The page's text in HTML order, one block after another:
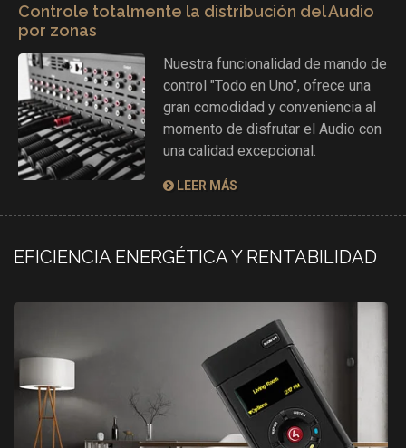
Controle totalmente la distribución del Audio
por zonas
Nuestra funcionalidad de mando de
control "Todo en Uno", ofrece una
gran comodidad y conveniencia al
momento de disfrutar el Audio con
una calidad excepcional.
LEER MÁS
EFICIENCIA ENERGÉTICA Y RENTABILIDAD